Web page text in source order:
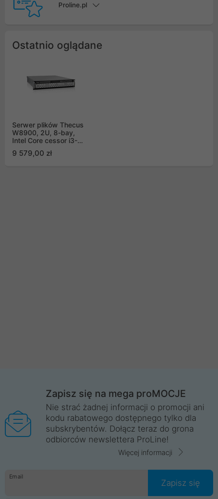
Proline.pl
Ostatnio oglądane
Serwer plików Thecus
W8900, 2U, 8-bay,
Intel Core cessor i3-
DDR3 SDRAM, USB 2.0
9 579,00 zł
Zapisz się na mega proMOCJE
Nie strać żadnej informacji o promocji ani
kodu rabatowego dostępnego tylko dla
subskrybentów. Dołącz teraz do grona
odbiorców newslettera ProLine!
Więcej informacji
Email
Zapisz się